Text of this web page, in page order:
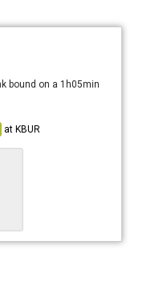
bound on a 1h05min
atKBUR